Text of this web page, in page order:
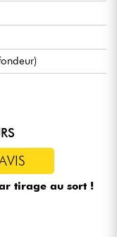
tirage au sort !